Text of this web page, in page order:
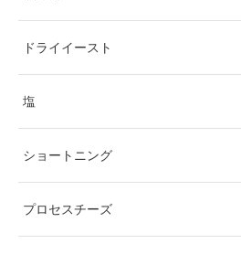
ドライイースト
塩
ショートニング
プロセスチーズ